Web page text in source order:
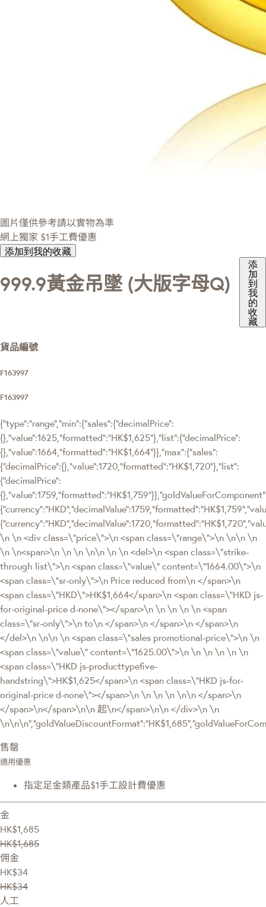
圖片僅供參考請以實物為準
網上獨家 $1手工費優惠
添加到我的收藏
999.9黃金吊墜 (大版字母Q)
添
加
到
我
的
收
藏
貨品編號
F163997
F163997
{"type":"range","min":{"sales":{"decimalPrice":
{},"value":1625,"formatted":"HK$1,625"},"list":{"decimalPrice":
{},"value":1664,"formatted":"HK$1,664"}},"max":{"sales":
{"decimalPrice":{},"value":1720,"formatted":"HK$1,720"},"list":
{"decimalPrice":
\n \n <div class=\"price\">\n <span class=\"range\">\n \n\n \n
\n \n<span>\n \n \n \n\n \n \n <del>\n <span class=\"strike-
through list\">\n <span class=\"value\" content=\"1664.00\">\n
<span class=\"sr-only\">\n Price reduced from\n </span>\n
<span class=\"HKD\">HK$1,664</span>\n <span class=\"HKD js-
for-original-price d-none\"></span>\n \n \n \n \n <span
class=\"sr-only\">\n to\n </span>\n </span>\n </span>\n
</del>\n \n\n \n <span class=\"sales promotional-price\">\n \n
<span class=\"value\" content=\"1625.00\">\n \n \n \n \n \n
<span class=\"HKD js-producttypefive-
handstring\">HK$1,625</span>\n <span class=\"HKD js-for-
original-price d-none\"></span>\n \n \n \n \n\n </span>\n
</span>\n</span>\n\n 起\n</span>\n\n </div>\n \n
售罄
適用優惠
指定足金類產品$1手工設計費優惠
金
HK$1,685
HK$1,685
佣金
HK$34
HK$34
人工